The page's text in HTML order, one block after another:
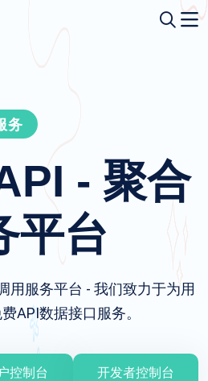
务
- 聚合
平台
用服务平台 - 我们致力于为用
API数据接口服务。
控制台 开发者控制台